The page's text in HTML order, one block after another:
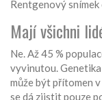
Rentgenový
Mají všichni
Ne. Až 45 %
vyvinutou.
může být přítomen
se dá zjistit pouze